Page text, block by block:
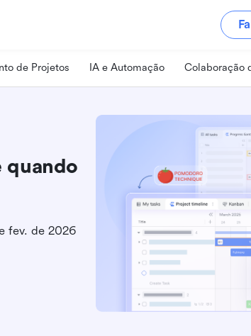
de Projetos IA e Automação Colaboração
quando
fev. de 2026